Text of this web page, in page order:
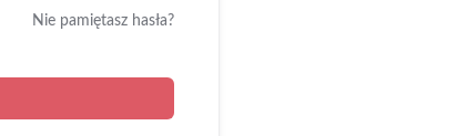
Nie pamiętasz hasła?